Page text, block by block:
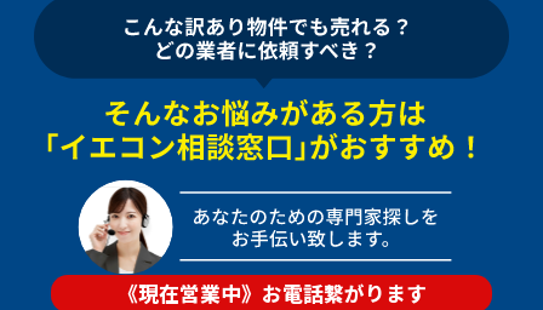
《現在営業中》お電話繋がります